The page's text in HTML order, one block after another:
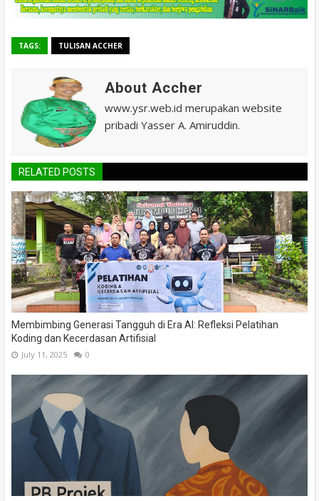
TAGS: TULISAN ACCHER
About Accher
www.ysr.web.id merupakan website
pribadi Yasser A. Amiruddin.
RELATED POSTS
Membimbing Generasi Tangguh di Era AI: Refleksi Pelatihan
Koding dan Kecerdasan Artifisial
July 11, 2025 0